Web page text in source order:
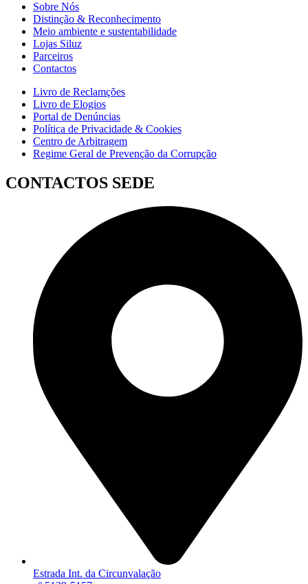
Sobre Nós
Distinção & Reconhecimento
Meio ambiente e sustentabilidade
Lojas Siluz
Parceiros
Contactos
Livro de Reclamções
Livro de Elogios
Portal de Denúncias
Política de Privacidade & Cookies
Centro de Arbitragem
Regime Geral de Prevenção da Corrupção
CONTACTOS SEDE
Estrada Int. da Circunvalação